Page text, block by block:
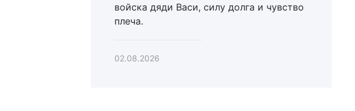
войска дяди Васи, силу долга и чувство
плеча.
02.08.2026